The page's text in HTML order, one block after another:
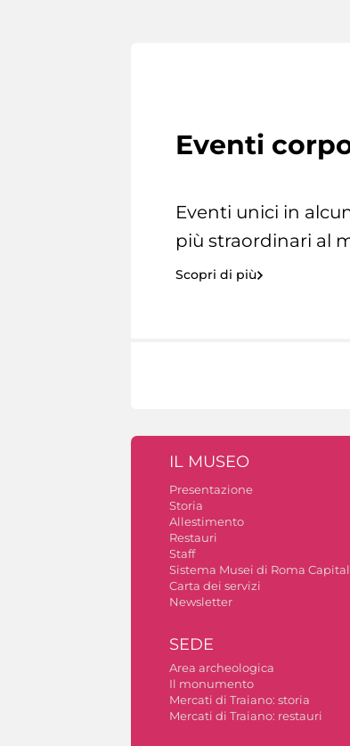
Eventi
Eventi unici in
più straordinari al
Scopri di più
IL MUSEO
Presentazione
Storia
Allestimento
Restauri
Staff
Sistema Musei di Roma
Carta dei servizi
Newsletter
SEDE
Area archeologica
Il monumento
Mercati di Traiano: storia
Mercati di Traiano: restauri